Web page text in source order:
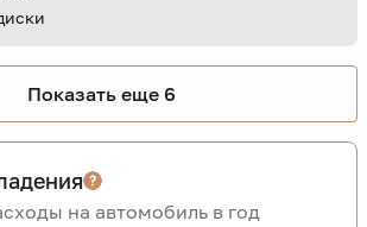
Показать еще 6
на автомобиль в год